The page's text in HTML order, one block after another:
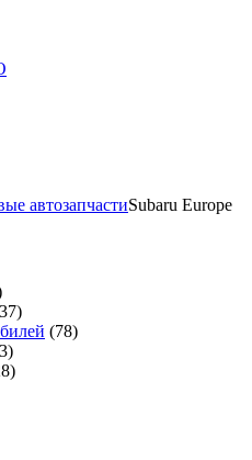
автозапчастиSubaru Europe
(78)